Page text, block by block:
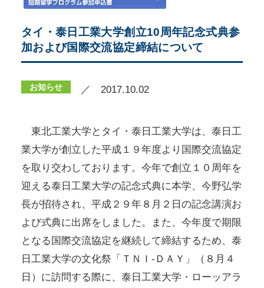
タイ・泰日工業大学創立10周年記念式典参
加および国際交流協定締結について
お知らせ ／ 2017.10.02
東北工業大学とタイ・泰日工業大学は、泰日工
業大学が創立した平成１９年度より国際交流協定
を取り交わしております。今年で創立１０周年を
迎える泰日工業大学の記念式典に本学、今野弘学
長が招待され、平成２９年８月２日の記念講演お
よび式典に出席をしました。また、今年度で期限
となる国際交流協定を継続して締結するため、泰
日工業大学の文化祭「ＴＮＩ-ＤＡＹ」（８月４
日）に訪問する際に、泰日工業大学・ローッアラ